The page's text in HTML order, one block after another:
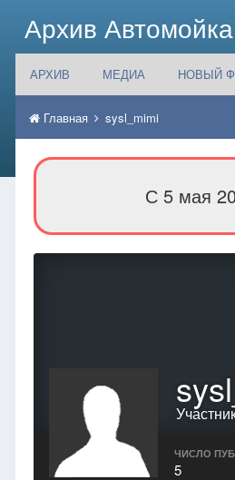
Архив
АРХИВ МЕДИА НОВЫЙ
Главная sysl_mimi
С 5 мая
ЧИСЛО
5